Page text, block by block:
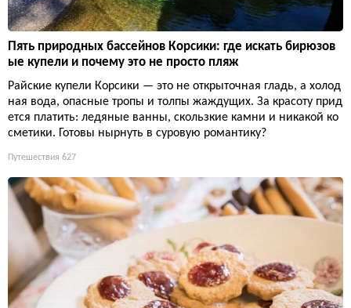
Пять природных бассейнов Корсики: где искать бирюзов
ые купели и почему это не просто пляж
Райские купели Корсики — это не открыточная гладь, а холод
ная вода, опасные тропы и толпы жаждущих. За красоту прид
ется платить: ледяные ванны, скользкие камни и никакой ко
сметики. Готовы нырнуть в суровую романтику?
Путешествия 627